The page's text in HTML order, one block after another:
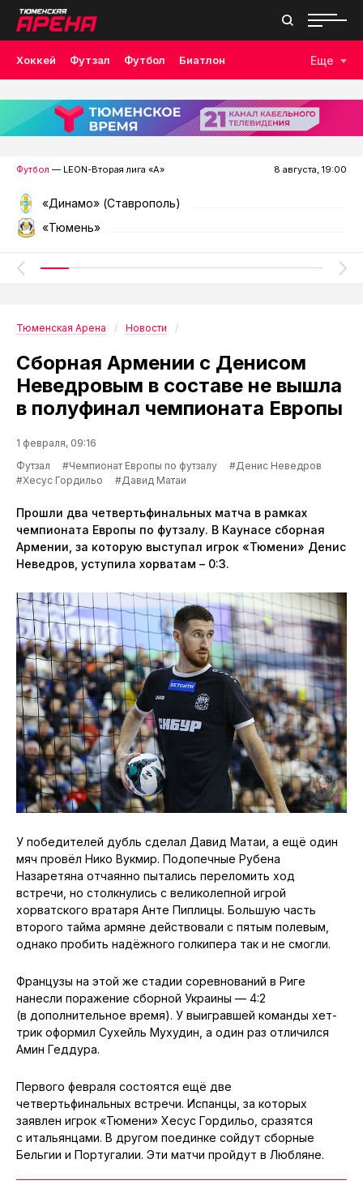
Хоккей Футзал Футбол Биатлон
Лыжные гонки Волейбол Плавание Дзюдо
Скалолазание Велоспорт Бокс
Еще
Футбол — LEON-Вторая лига «А» 8 августа, 19:00
«Динамо» (Ставрополь)
«Тюмень»
Тюменская Арена Новости
Сборная Армении с Денисом
Неведровым в составе не вышла
в полуфинал чемпионата Европы
1 февраля, 09:16
Футзал
#Чемпионат Европы по футзалу
#Денис Неведров
#Хесус Гордильо
#Давид Матаи
Прошли два четвертьфинальных матча в рамках
чемпионата Европы по футзалу. В Каунасе сборная
Армении, за которую выступал игрок «Тюмени» Денис
Неведров, уступила хорватам – 0:3.
У победителей дубль сделал Давид Матаи, а ещё один
мяч провёл Нико Вукмир. Подопечные Рубена
Назаретяна отчаянно пытались переломить ход
встречи, но столкнулись с великолепной игрой
хорватского вратаря Анте Пиплицы. Большую часть
второго тайма армяне действовали с пятым полевым,
однако пробить надёжного голкипера так и не смогли.
Французы на этой же стадии соревнований в Риге
нанесли поражение сборной Украины — 4:2
(в дополнительное время). У выигравшей команды хет-
трик оформил Сухейль Мухудин, а один раз отличился
Амин Геддура.
Первого февраля состоятся ещё две
четвертьфинальных встречи. Испанцы, за которых
заявлен игрок «Тюмени» Хесус Гордильо, сразятся
с итальянцами. В другом поединке сойдут сборные
Бельгии и Португалии. Эти матчи пройдут в Любляне.